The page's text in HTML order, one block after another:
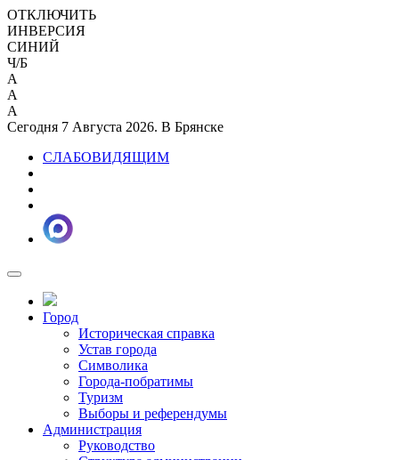
ОТКЛЮЧИТЬ
ИНВЕРСИЯ
СИНИЙ
Ч/Б
A
A
A
Сегодня 7 Августа 2026. В Брянске
СЛАБОВИДЯЩИМ
Город
Историческая справка
Устав города
Символика
Города-побратимы
Туризм
Выборы и референдумы
Администрация
Руководство